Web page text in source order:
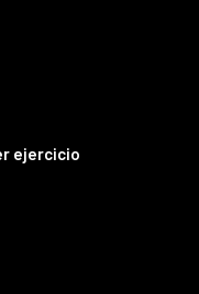
ejercicio